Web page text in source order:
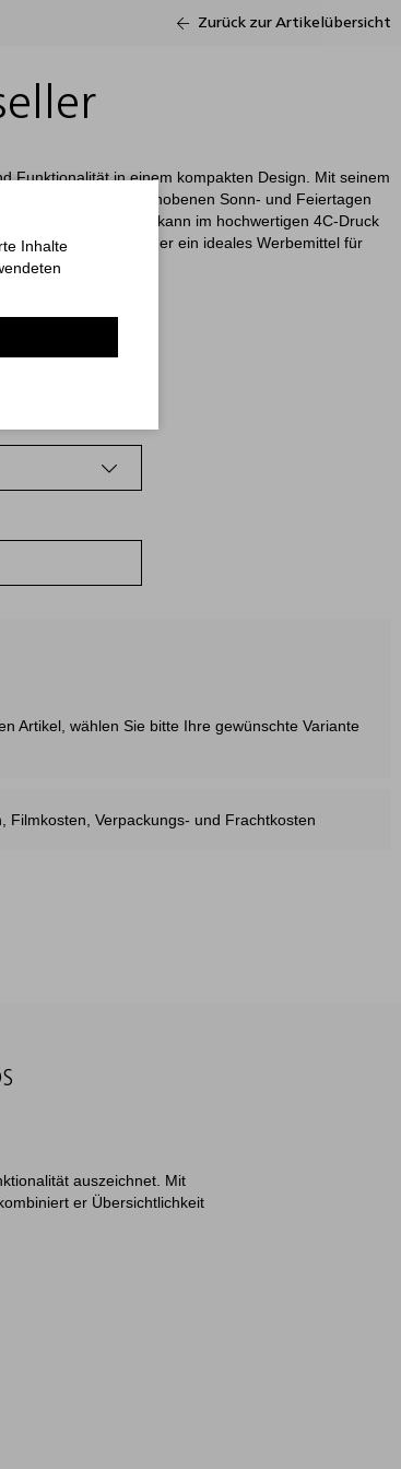
Zurück zur Artikelübersicht
Funktionalität in einem kompakten Design. Mit seinem
und farbig hervorgehobenen Sonn- und Feiertagen
Werbefläche kann im hochwertigen 4C-Druck
ist dieser Kalender ein ideales Werbemittel für
Artikel, wählen Sie bitte Ihre gewünschte Variante
Filmkosten, Verpackungs- und Frachtkosten
auszeichnet. Mit
er Übersichtlichkeit
Inhalte